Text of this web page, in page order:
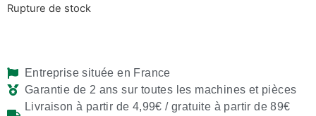
Rupture de stock
Entreprise située en France
Garantie de 2 ans sur toutes les machines et pièces
Livraison à partir de 4,99€ / gratuite à partir de 89€